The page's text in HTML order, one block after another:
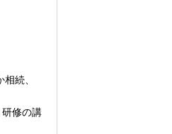
続、
修の講